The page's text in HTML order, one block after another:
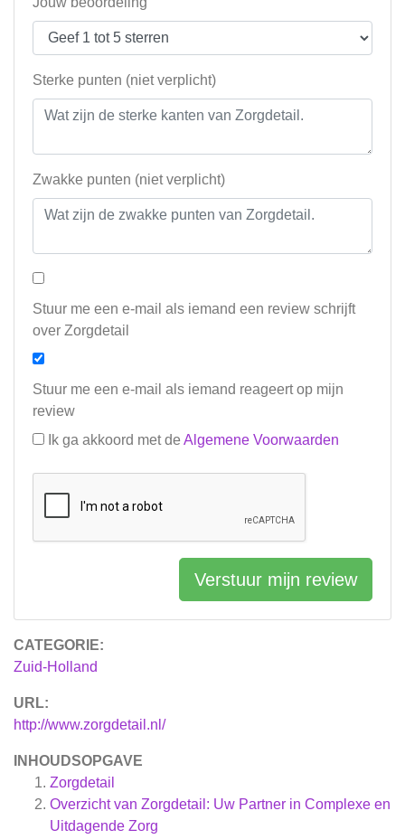
CATEGORIE:
Zuid-Holland
URL:
http://www.zorgdetail.nl/
INHOUDSOPGAVE
Zorgdetail
Overzicht van Zorgdetail: Uw Partner in Complexe en
Uitdagende Zorg
Sterke punten (niet verplicht)
Zwakke punten (niet verplicht)
Stuur me een e-mail als iemand een review schrijft
over Zorgdetail
Stuur me een e-mail als iemand reageert op mijn
review
Ik ga akkoord met de Algemene Voorwaarden
Verstuur mijn review